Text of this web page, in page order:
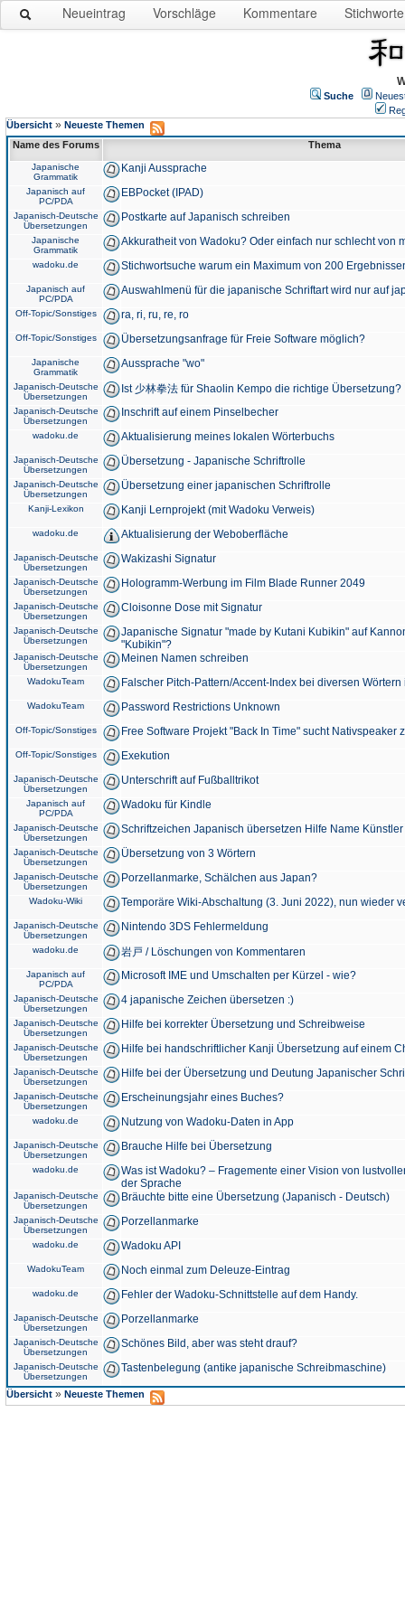
Neueintrag Vorschläge Kommentare Stichworte
Suche
Übersicht » Neueste Themen
Name des Forums
Thema
Japanische
Grammatik
Kanji Aussprache
Japanisch auf
PC/PDA
EBPocket (IPAD)
Japanisch-Deutsche
Übersetzungen
Postkarte auf Japanisch schreiben
Japanische
Grammatik
Akkuratheit von Wadoku? Oder einfach nur schlecht von
wadoku.de Stichwortsuche warum ein Maximum von 200
Japanisch auf
PC/PDA
Auswahlmenü für die japanische Schriftart wird nur auf
Off-Topic/Sonstiges ra, ri, ru, re, ro
Off-Topic/Sonstiges Übersetzungsanfrage für Freie Software möglich?
Japanische
Grammatik
Aussprache "wo"
Japanisch-Deutsche
Übersetzungen
Ist 少林拳法 für Shaolin Kempo die richtige Übersetzung?
Japanisch-Deutsche
Übersetzungen
Inschrift auf einem Pinselbecher
wadoku.de Aktualisierung meines lokalen Wörterbuchs
Japanisch-Deutsche
Übersetzungen
Übersetzung - Japanische Schriftrolle
Japanisch-Deutsche
Übersetzungen
Übersetzung einer japanischen Schriftrolle
Kanji-Lexikon Kanji Lernprojekt (mit Wadoku Verweis)
wadoku.de Aktualisierung der Weboberfläche
Japanisch-Deutsche
Übersetzungen
Wakizashi Signatur
Japanisch-Deutsche
Übersetzungen
Hologramm-Werbung im Film Blade Runner 2049
Japanisch-Deutsche
Übersetzungen
Cloisonne Dose mit Signatur
Japanisch-Deutsche
Übersetzungen
Japanische Signatur "made by Kutani Kubikin" auf
"Kubikin"?
Japanisch-Deutsche
Übersetzungen
Meinen Namen schreiben
WadokuTeam Falscher Pitch-Pattern/Accent-Index bei diversen
WadokuTeam Password Restrictions Unknown
Off-Topic/Sonstiges Free Software Projekt "Back In Time" sucht Nativspeaker
Off-Topic/Sonstiges Exekution
Japanisch-Deutsche
Übersetzungen
Unterschrift auf Fußballtrikot
Japanisch auf
PC/PDA
Wadoku für Kindle
Japanisch-Deutsche
Übersetzungen
Schriftzeichen Japanisch übersetzen Hilfe Name
Japanisch-Deutsche
Übersetzungen
Übersetzung von 3 Wörtern
Japanisch-Deutsche
Übersetzungen
Porzellanmarke, Schälchen aus Japan?
Wadoku-Wiki Temporäre Wiki-Abschaltung (3. Juni 2022), nun wieder
Japanisch-Deutsche
Übersetzungen
Nintendo 3DS Fehlermeldung
wadoku.de 岩戸 / Löschungen von Kommentaren
Japanisch auf
PC/PDA
Microsoft IME und Umschalten per Kürzel - wie?
Japanisch-Deutsche
Übersetzungen
4 japanische Zeichen übersetzen :)
Japanisch-Deutsche
Übersetzungen
Hilfe bei korrekter Übersetzung und Schreibweise
Japanisch-Deutsche
Übersetzungen
Hilfe bei handschriftlicher Kanji Übersetzung auf einem
Japanisch-Deutsche
Übersetzungen
Hilfe bei der Übersetzung und Deutung Japanischer
Japanisch-Deutsche
Übersetzungen
Erscheinungsjahr eines Buches?
wadoku.de Nutzung von Wadoku-Daten in App
Japanisch-Deutsche
Übersetzungen
Brauche Hilfe bei Übersetzung
wadoku.de
Was ist Wadoku? – Fragemente einer Vision von
der Sprache
Japanisch-Deutsche
Übersetzungen
Bräuchte bitte eine Übersetzung (Japanisch - Deutsch)
Japanisch-Deutsche
Übersetzungen
Porzellanmarke
wadoku.de Wadoku API
WadokuTeam Noch einmal zum Deleuze-Eintrag
wadoku.de Fehler der Wadoku-Schnittstelle auf dem Handy.
Japanisch-Deutsche
Übersetzungen
Porzellanmarke
Japanisch-Deutsche
Übersetzungen
Schönes Bild, aber was steht drauf?
Japanisch-Deutsche
Übersetzungen
Tastenbelegung (antike japanische Schreibmaschine)
Übersicht » Neueste Themen